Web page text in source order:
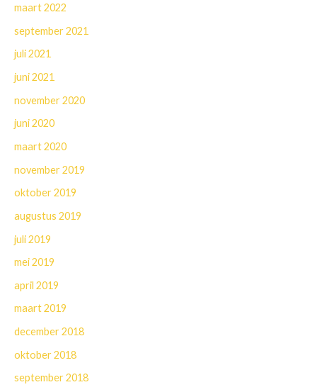
maart 2022
september 2021
juli 2021
juni 2021
november 2020
juni 2020
maart 2020
november 2019
oktober 2019
augustus 2019
juli 2019
mei 2019
april 2019
maart 2019
december 2018
oktober 2018
september 2018